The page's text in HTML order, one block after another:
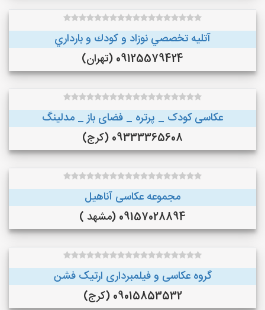
آتليه تخصصي نوزاد و كودك و بارداري
09125579424 (تهران)
عکاسی کودک _ پرتره _ فضای باز _ مدلینگ
09333365608 (کرج)
مجموعه عکاسی آناهیل
09157028894 (مشهد )
گروه عکاسی و فیلمبرداری ارتیک فشن
09015853532 (کرج)